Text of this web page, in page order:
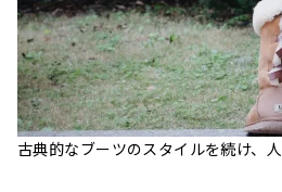
古典的なブーツのスタイルを続け、